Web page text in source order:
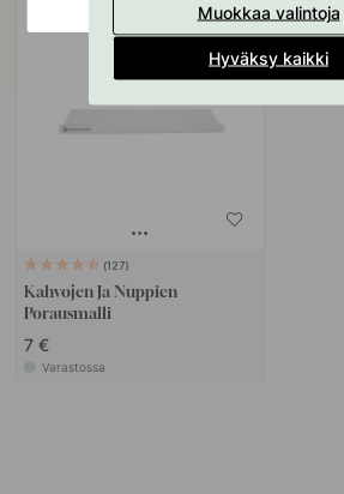
127
Kahvojen Ja Nuppien
Porausmalli
7 €
Varastossa
Muokkaa valintoja
Hyväksy kaikki